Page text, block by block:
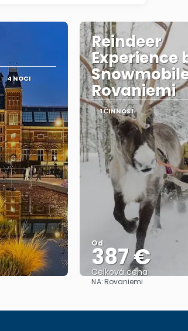
4 NOCI
Reindeer
Experience
Rovaniemi
1 ČINNOSŤ
Od
387 €
Celková cena
NA:Rovaniemi